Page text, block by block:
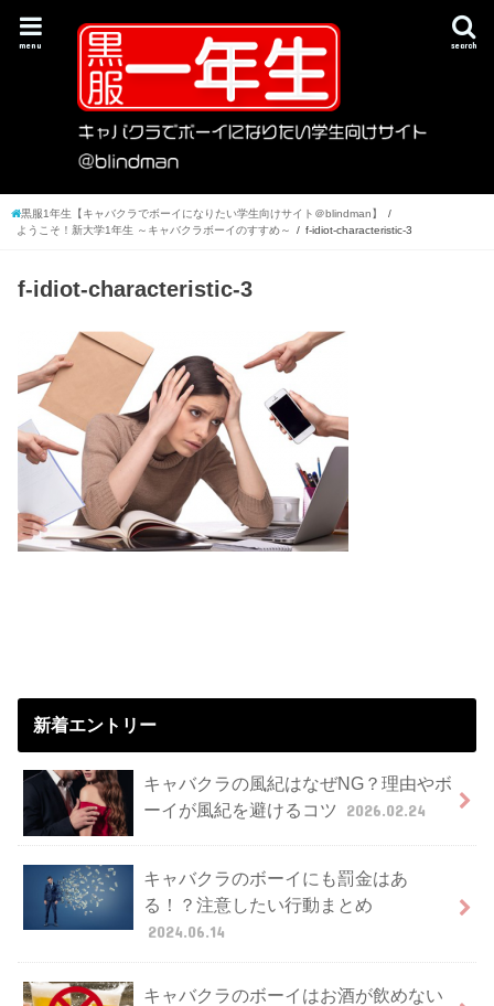
search
menu
黒服1年生【キャバクラでボーイになりたい学生向けサイト＠blindman】
ようこそ！新大学1年生 ～キャバクラボーイのすすめ～
f-idiot-characteristic-3
f-idiot-characteristic-3
新着エントリー
キャバクラの風紀はなぜNG？理由やボ
ーイが風紀を避けるコツ
2026.02.24
キャバクラのボーイにも罰金はあ
る！？注意したい行動まとめ
2024.06.14
キャバクラのボーイはお酒が飲めない